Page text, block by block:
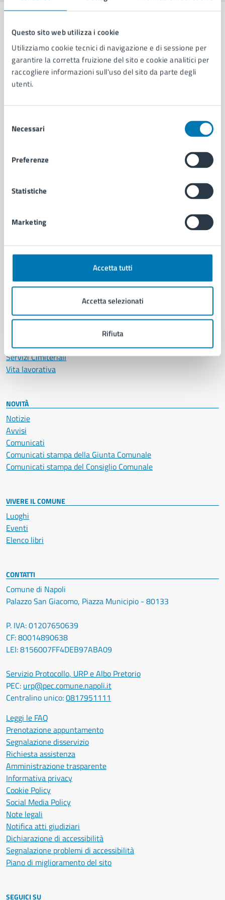
Questo sito web utilizza i cookie
Utilizziamo cookie tecnici di navigazione e di sessione per
garantire la corretta fruizione del sito e cookie analitici per
raccogliere informazioni sull'uso del sito da parte degli
utenti.
delNecessari
Preferenze
Statistiche
Marketing
Accetta tutti
Accetta selezionati
Rifiuta
Comune di Napoli
AMMINISTRAZIONE
Municipalità
Politici
Documenti e dati
Cultura e tempo libero
Documenti e certificati
Giustizia e sicurezza pubblica
Salute, benessere e assistenza
Servizi Cimiteriali
Vita lavorativa
NOVITÀ
Notizie
Avvisi
Comunicati
Comunicati stampa della Giunta Comunale
Comunicati stampa del Consiglio Comunale
VIVERE IL COMUNE
Luoghi
Eventi
Elenco libri
CONTATTI
Comune di Napoli
Palazzo San Giacomo, Piazza Municipio - 80133
P. IVA: 01207650639
CF: 80014890638
LEI: 8156007FF4DEB97ABA09
Servizio Protocollo, URP e Albo Pretorio
PEC: urp@pec.comune.napoli.it
Centralino unico:0817951111
Leggi le FAQ
Prenotazione appuntamento
Segnalazione disservizio
Richiesta assistenza
Amministrazione trasparente
Informativa privacy
Cookie Policy
Social Media Policy
Note legali
Notifica atti giudiziari
Dichiarazione di accessibilità
Segnalazione problemi di accessibilità
Piano di miglioramento del sito
SEGUICI SU